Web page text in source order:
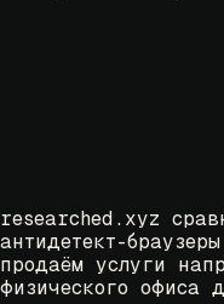
researched.xyz
антидетект-
продаём услуги
физического офиса